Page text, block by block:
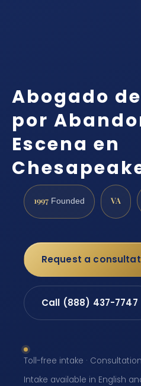
Abogado
por
Escena en
1997 Founded VA
Request a
Call (888) 437-7747
Toll-free intake ·
Intake available in English